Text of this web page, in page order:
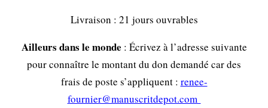
Livraison : 21 jours ouvrables
Ailleurs dans le monde : Écrivez à l’adresse suivante
pour connaître le montant du don demandé car des
frais de poste s’appliquent : renee-
fournier@manuscritdepot.com